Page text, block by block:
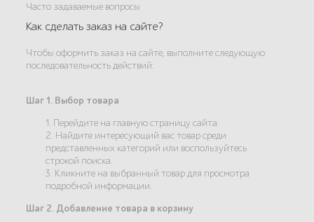
Часто задаваемые вопросы
Как сделать заказ на сайте?
Чтобы оформить заказ на сайте, выполните следующую
последовательность действий:
Шаг 1. Выбор товара
1. Перейдите на главную страницу сайта.
2. Найдите интересующий вас товар среди
представленных категорий или воспользуйтесь
строкой поиска.
3. Кликните на выбранный товар для просмотра
подробной информации.
Шаг 2. Добавление товара в корзину